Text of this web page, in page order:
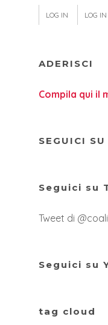
LOG IN LOG IN
ADERISCI
Compila qui il
SEGUICI
Seguici su
Tweet di
Seguici su
tag cloud